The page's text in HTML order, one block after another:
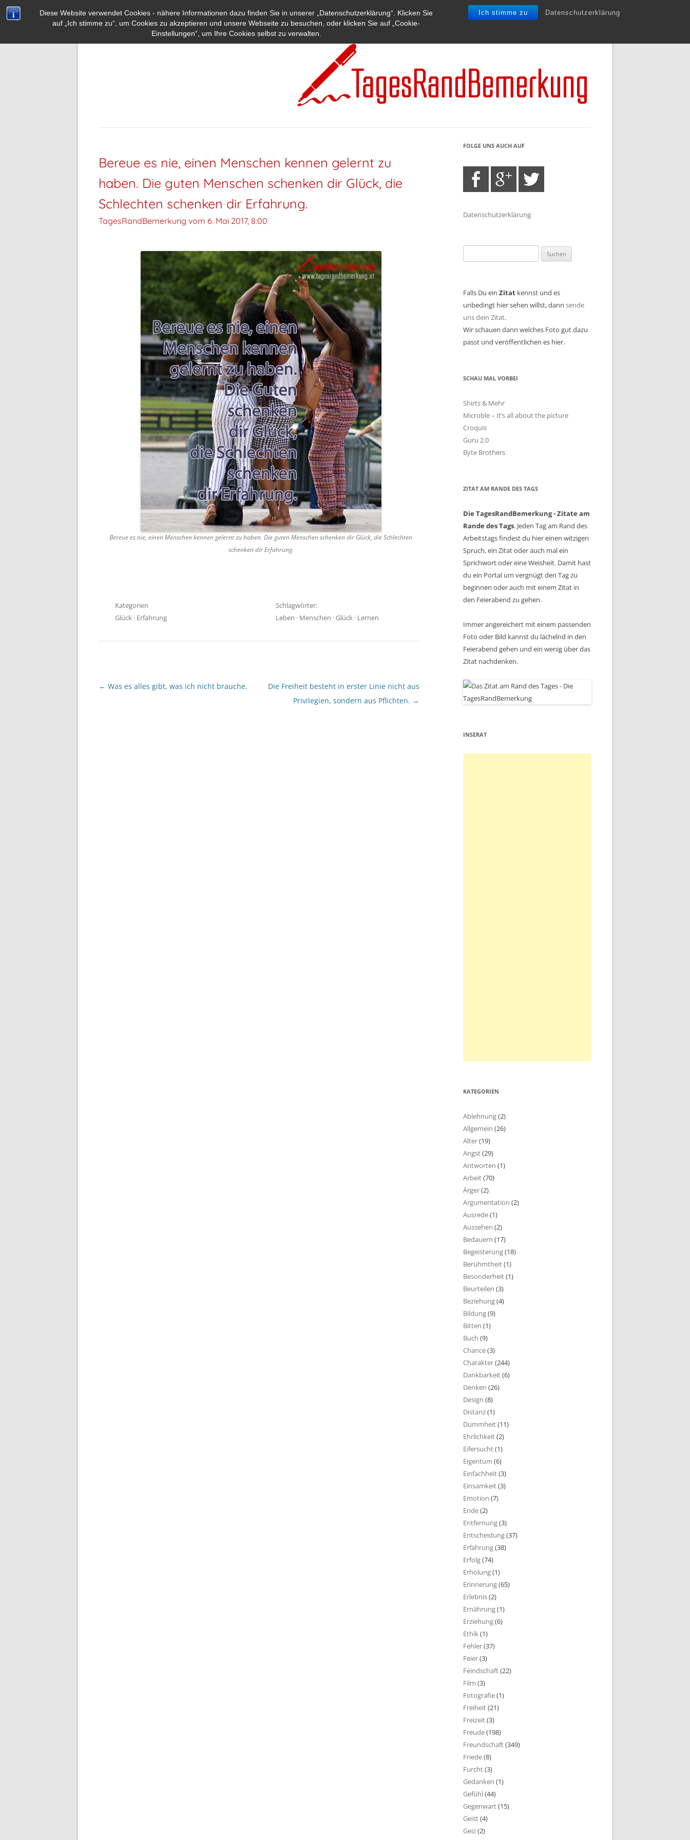
Diese Website verwendet Cookies - nähere Informationen dazu finden Sie in unserer „Datenschutzerklärung“. Klicken Sie
auf „Ich stimme zu“, um Cookies zu akzeptieren und unsere Webseite zu besuchen, oder klicken Sie auf „Cookie-
Einstellungen“, um Ihre Cookies selbst zu verwalten.
Ich stimme zu Datenschutzerklärung
Bereue es nie, einen Menschen kennen gelernt zu
haben. Die guten Menschen schenken dir Glück, die
Schlechten schenken dir Erfahrung.
TagesRandBemerkung vom 6. Mai 2017, 8:00
Bereue es nie, einen Menschen kennen gelernt zu haben. Die guten Menschen schenken dir Glück, die Schlechten
schenken dir Erfahrung.
Kategorien
Glück · Erfahrung
Schlagwörter:
Leben · Menschen ·Glück· Lernen
Beitragsnavigation
← Was es alles gibt, was ich nicht brauche.
Die Freiheit besteht in erster Linie nicht aus
Privilegien, sondern aus Pflichten. →
FOLGE UNS AUCH AUF
Datenschutzerklärung
nach:
Falls Du ein Zitat kennst und es
unbedingt hier sehen willst, dann sende
uns dein Zitat.
Wir schauen dann welches Foto gut dazu
passt und veröffentlichen es hier.
SCHAU MAL VORBEI
Shirts & Mehr
Microble – It’s all about the picture
Croquis
Guru 2.0
Byte Brothers
ZITAT AM RANDE DES TAGS
Die TagesRandBemerkung - Zitate am
Rande des Tags. Jeden Tag am Rand des
Arbeitstags findest du hier einen witzigen
Spruch, ein Zitat oder auch mal ein
Sprichwort oder eine Weisheit. Damit hast
du ein Portal um vergnügt den Tag zu
beginnen oder auch mit einem Zitat in
den Feierabend zu gehen.
Immer angereichert mit einem passenden
Foto oder Bild kannst du lächelnd in den
Feierabend gehen und ein wenig über das
Zitat nachdenken.
INSERAT
KATEGORIEN
Ablehnung(2)
Allgemein (26)
Alter(19)
Angst(29)
Antworten (1)
Arbeit(70)
Ärger(2)
Argumentation (2)
Ausrede(1)
Aussehen (2)
Bedauern (17)
Begeisterung(18)
Berühmtheit(1)
Besonderheit(1)
Beurteilen (3)
Beziehung(4)
Bildung(9)
Bitten (1)
Buch (9)
Chance(3)
Charakter(244)
Dankbarkeit(6)
Denken (26)
Design (8)
Distanz(1)
Dummheit(11)
Ehrlichkeit(2)
Eifersucht(1)
Eigentum (6)
Einfachheit(3)
Einsamkeit(3)
Emotion (7)
Ende(2)
Entfernung(3)
Entscheidung(37)
Erfahrung(38)
Erfolg(74)
Erholung(1)
Erinnerung(65)
Erlebnis(2)
Ernährung(1)
Erziehung(6)
Ethik(1)
Fehler(37)
Feier(3)
Feindschaft(22)
Film (3)
Fotografie(1)
Freiheit(21)
Freizeit(3)
Freude(198)
Freundschaft(349)
Friede(8)
Furcht(3)
Gedanken (1)
Gefühl(44)
Gegenwart(15)
Geist(4)
Geiz(2)